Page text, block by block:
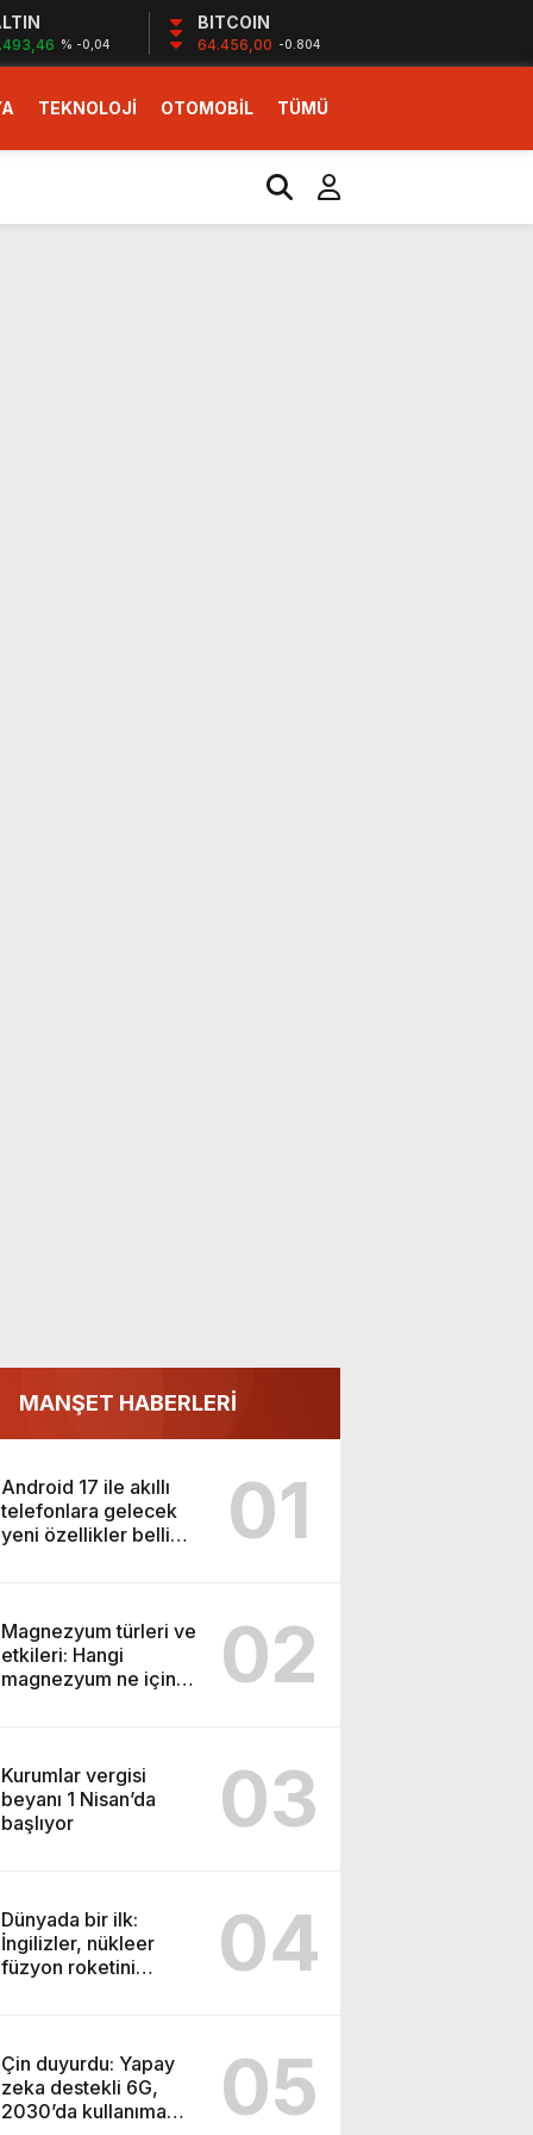
% -0,04
BITCOIN
64.456,00 -0.804
TEKNOLOJİ OTOMOBİL TÜMÜ
MANŞET HABERLERİ
Android 17 ile akıllı
telefonlara gelecek
yeni özellikler belli
01
Magnezyum türleri ve
etkileri: Hangi
magnezyum ne için
02
Kurumlar vergisi
beyanı 1 Nisan’da
başlıyor
03
Dünyada bir ilk:
İngilizler, nükleer
füzyon roketini
04
Çin duyurdu: Yapay
zeka destekli 6G,
2030’da kullanıma
05